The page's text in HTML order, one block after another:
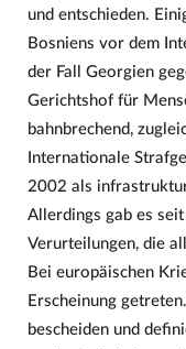
und entschieden.
Bosniens vor dem
der Fall Georgien
Gerichtshof für
bahnbrechend,
Internationale
2002 als
Allerdings gab es
Verurteilungen, die
Bei europäischen
Erscheinung
bescheiden und